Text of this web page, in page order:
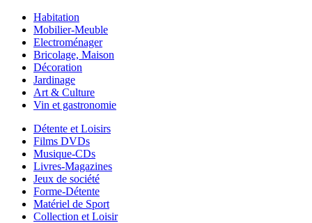
Habitation
Mobilier-Meuble
Electroménager
Bricolage, Maison
Décoration
Jardinage
Art & Culture
Vin et gastronomie
Détente et Loisirs
Films DVDs
Musique-CDs
Livres-Magazines
Jeux de société
Forme-Détente
Matériel de Sport
Collection et Loisir